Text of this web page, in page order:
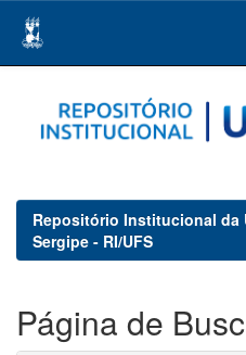
navigation
Repositório Institucional da
Sergipe - RI/UFS
Página de